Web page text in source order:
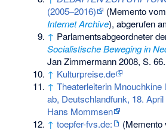
(2005–2016)
(Memento
Internet Archive), abgerufen
↑ Parlamentsabgeordneter
Socialistische Beweging in
Jan Zimmermann 2008, S. 66.
↑ Kulturpreise.de
↑ Theaterleiterin Mnouchkine
ab, Deutschlandfunk, 18.
Hans Mommsen
↑ toepfer-fvs.de: (Memento